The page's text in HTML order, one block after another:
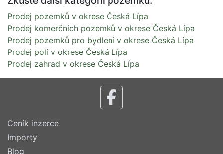
Prodej pozemků v okrese Česká Lípa
Prodej komerčních pozemků v okrese Česká Lípa
Prodej pozemků pro bydlení v okrese Česká Lípa
Prodej polí v okrese Česká Lípa
Prodej zahrad v okrese Česká Lípa
Ceník inzerce
Importy
Blog